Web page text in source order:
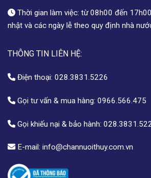
Thời gian làm việc: từ 08h00 đến
nhật và các ngày lễ theo quy định nhà
THÔNG TIN LIÊN HỆ:
Điện thoại: 028.3831.5226
Gọi tư vấn & mua hàng: 0966.566.475
Gọi khiếu nại & bảo hành:
E-mail: info@channuoithuy.com.vn